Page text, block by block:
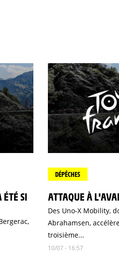
SI
DÉPÊCHES
ATTAQUE À
Des Uno-X Mobility,
Abrahamsen,
troisième...
10/07 - 16:57